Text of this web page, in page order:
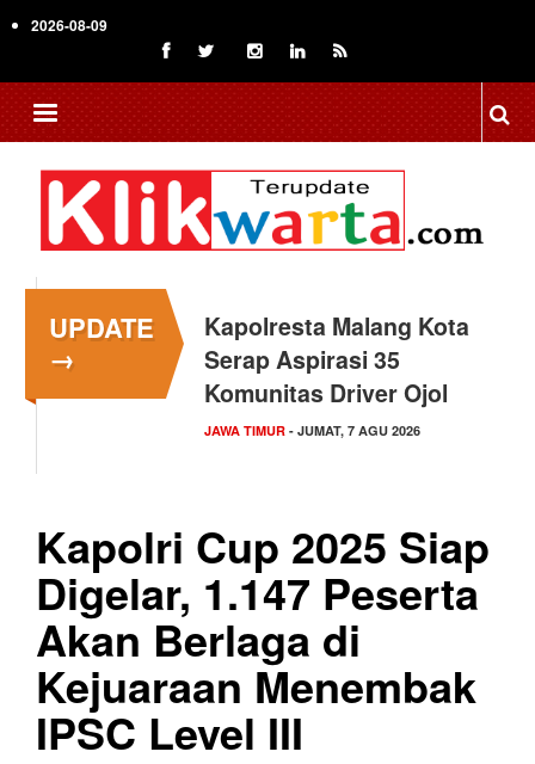
to
content
2026-08-09
UPDATE
→
Kapolresta Malang Kota
Serap Aspirasi 35
Komunitas Driver Ojol
JAWA TIMUR - JUMAT, 7 AGU 2026
Kapolri Cup 2025 Siap
Digelar, 1.147 Peserta
Akan Berlaga di
Kejuaraan Menembak
IPSC Level III